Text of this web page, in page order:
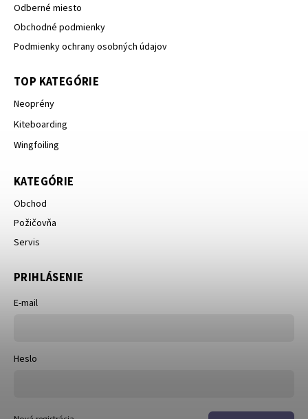
Odberné miesto
Obchodné podmienky
Podmienky ochrany osobných údajov
TOP KATEGÓRIE
Neoprény
Kiteboarding
Wingfoiling
KATEGÓRIE
Obchod
Požičovňa
Servis
PRIHLÁSENIE
E-mail
Heslo